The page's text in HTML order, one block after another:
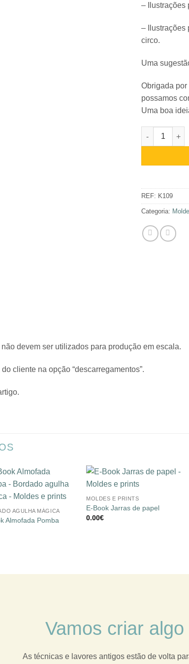
– Ilustrações
– Ilustrações
circo.
Uma
Obrigada por
possamos
Uma boa
Quantidade
REF: K109
Categoria:
devem ser utilizados para produção em escala.
cliente na opção “descarregamentos”.
Adicionar
à lista de
AGULHA MÁGICA
Almofada Pomba
desejos
+
MOLDES E PRINTS
E-Book Jarras de papel
0.00€
Vamos criar
As técnicas e lavores antigos estão de volta